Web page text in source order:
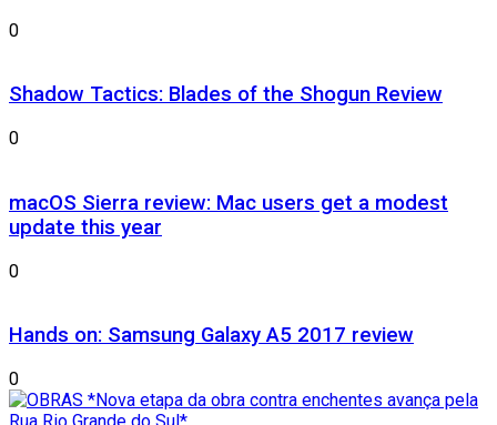
0
Shadow Tactics: Blades of the Shogun Review
0
macOS Sierra review: Mac users get a modest
update this year
0
Hands on: Samsung Galaxy A5 2017 review
0